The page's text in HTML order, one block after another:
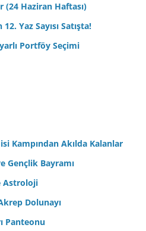
Haziran Haftası)
Yaz Sayısı Satışta!
Portföy Seçimi
Kampından Akılda Kalanlar
Gençlik Bayramı
Astroloji
Dolunayı
Panteonu